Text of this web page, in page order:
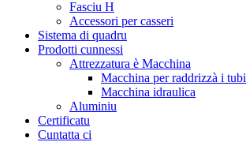
Fasciu H
Accessori per casseri
Sistema di quadru
Prodotti cunnessi
Attrezzatura è Macchina
Macchina per raddrizzà i tubi
Macchina idraulica
Aluminiu
Certificatu
Cuntatta ci